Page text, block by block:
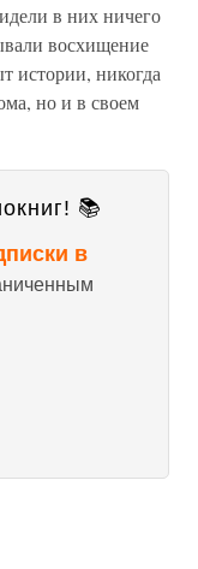
в них ничего
восхищение
истории, никогда
но и в своем
📚
в